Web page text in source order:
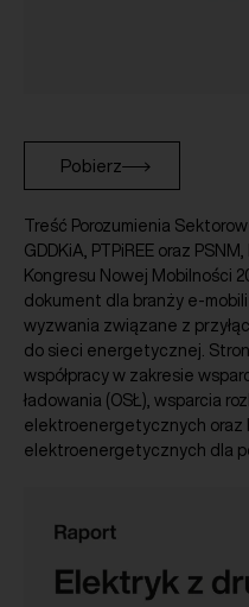
Pobierz
Treść Porozumienia
GDDKiA, PTPiREE oraz
Kongresu Nowej Mobilności
dokument dla branży e-
wyzwania związane z
do sieci energetycznej.
współpracy w zakresie
ładowania (OSŁ), wsparcia
elektroenergetycznych oraz
elektroenergetycznych dla